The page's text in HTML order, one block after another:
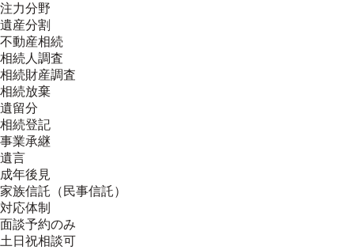
注力分野
遺産分割
不動産相続
相続人調査
相続財産調査
相続放棄
遺留分
相続登記
事業承継
遺言
成年後見
家族信託（民事信託）
対応体制
面談予約のみ
土日祝相談可